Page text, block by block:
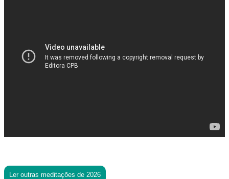
Ler outras meditações de 2026